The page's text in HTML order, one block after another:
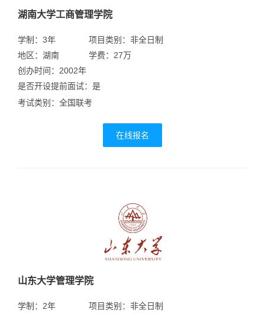
湖南大学工商管理学院
学制：3年
地区：湖南
项目类别：非全日制
学费：27万
创办时间：2002年
是否开设提前面试：是
考试类别：全国联考
在线报名
山东大学管理学院
学制：2年
项目类别：非全日制